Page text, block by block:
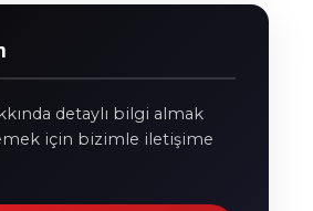
detaylı bilgi almak
için bizimle iletişime